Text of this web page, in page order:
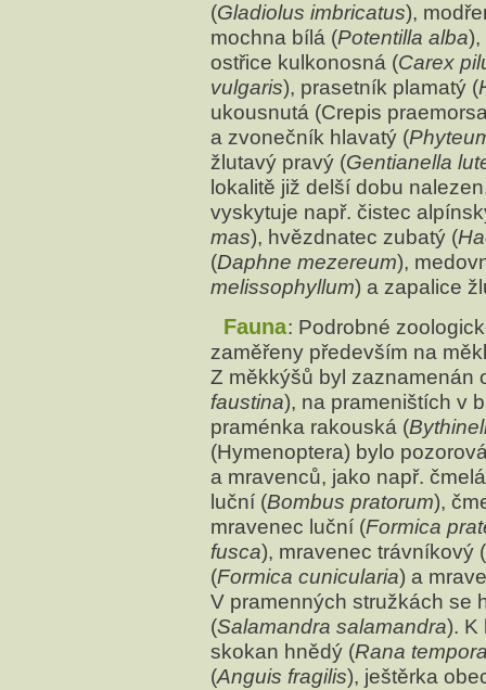
(Gladiolus imbricatus),
mochna bílá (Potentilla alba),
ostřice kulkonosná (Carex
vulgaris), prasetník plamatý (
ukousnutá (Crepis
a zvonečník hlavatý (
žlutavý pravý (Gentianella
lokalitě již delší dobu
vyskytuje např. čistec
mas), hvězdnatec zubatý (
(Daphne mezereum),
melissophyllum) a zapalice
Fauna: Podrobné
zaměřeny především na
Z měkkýšů byl zaznamenán
faustina), na prameništích v
praménka rakouská (
(Hymenoptera) bylo
a mravenců, jako např.
luční (Bombus pratorum),
mravenec luční (Formica
fusca), mravenec trávníkový (
(Formica cunicularia) a
V pramenných stružkách se
(Salamandra salamandra). K
skokan hnědý (Rana
(Anguis fragilis), ještěrka